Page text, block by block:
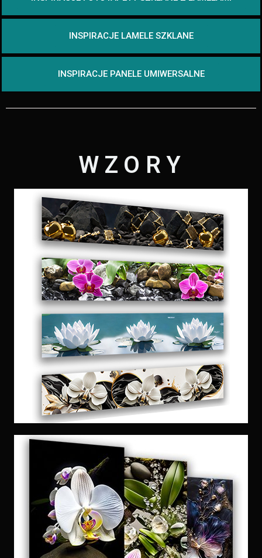
INSPIRACJE LAMELE SZKLANE
INSPIRACJE PANELE UMIWERSALNE
WZORY